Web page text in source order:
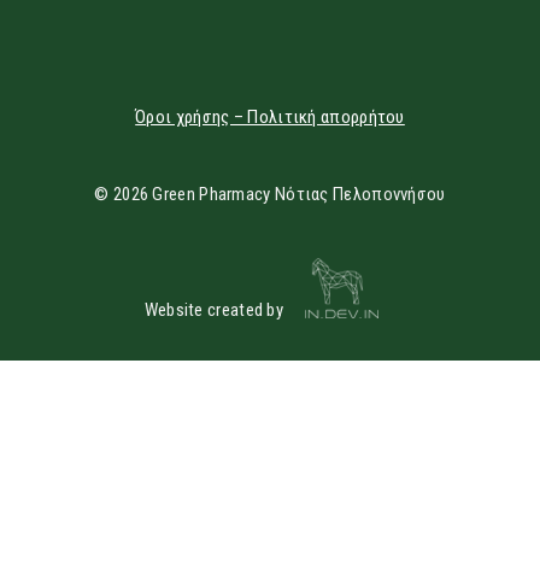
Όροι χρήσης – Πολιτική απορρήτου
© 2026 Green Pharmacy Νότιας Πελοποννήσου
Website created by